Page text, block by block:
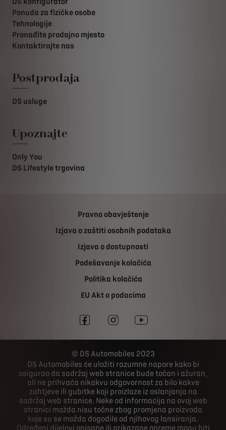
Ponuda za fizičke osobe
Tehnologije
Pronađite prodajno mjesto
Kontaktirajte nas
Postprodaja
DS usluge
Upoznajte
Only You
DS Lifestyle trgovina
Pravno obavještenje
Izjava o zaštiti osobnih podataka
Izjava o dostupnosti
Podešavanje kolačića
Politika kolačića
EU Akt o podacima
DS Automobiles 2023
DS Automobiles će uložiti razumne napore kako bi
osigurao da sadržaj web stranice bude točan i ažuran,
ali ne prihvaća nikakvu odgovornost za bilo kakve
zahtjeve ili gubitke koji proizlaze iz oslanjanja na
sadržaj web stranice. Neke od informacija na ovoj web
stranici možda nisu točne zbog promjena proizvoda
koje su se možda dogodile od njihovog lansiranja.
Određeni dijelovi opisane ili prikazane opreme mogu biti